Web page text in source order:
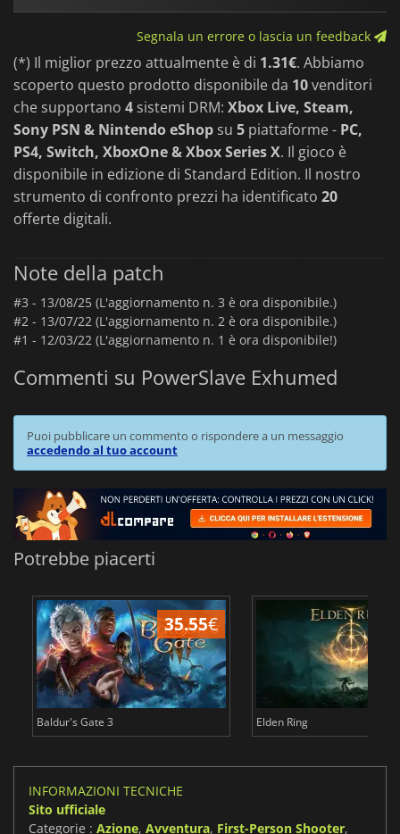
Segnala un errore o lascia un feedback
(*) Il miglior prezzo attualmente è di 1.31€. Abbiamo
scoperto questo prodotto disponibile da 10venditori
che supportano 4 sistemi DRM: Xbox Live, Steam,
Sony PSN & Nintendo eShop su 5 piattaforme - PC,
PS4, Switch, XboxOne & Xbox Series X. Il gioco è
disponibile in edizione di Standard Edition. Il nostro
strumento di confronto prezzi ha identificato 20
offerte digitali.
Note della patch
#3 - 13/08/25 (L'aggiornamento n. 3 è ora disponibile.)
#2 - 13/07/22 (L'aggiornamento n. 2 è ora disponibile.)
#1 - 12/03/22 (L'aggiornamento n. 1 è ora disponibile!)
Commenti su PowerSlave Exhumed
Puoi pubblicare un commento o rispondere a un messaggio
accedendo al tuo account
Potrebbe piacerti
35.55€
Baldur's Gate 3 Elden Ring
INFORMAZIONI TECNICHE
Sito ufficiale
Categorie : Azione, Avventura, First-Person Shooter,